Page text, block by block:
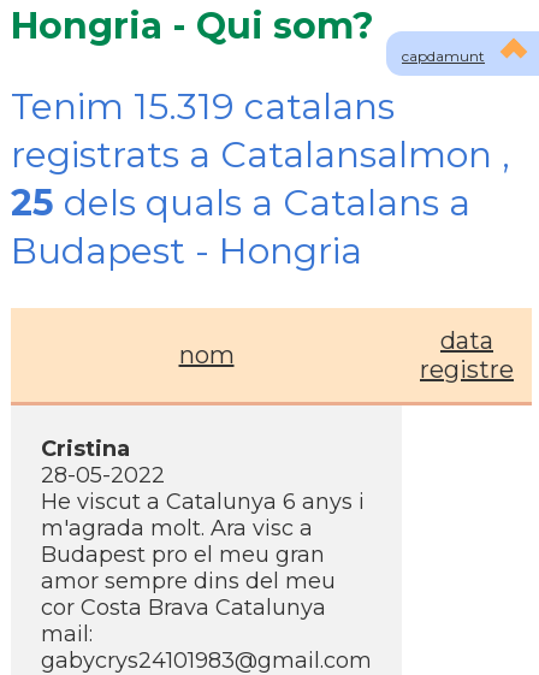
capdamunt
Hongria - Qui som?
Tenim 15.319 catalans
registrats a Catalansalmon ,
25 dels quals a Catalans a
Budapest - Hongria
nom
data
registre
Cristina
28-05-2022
He viscut a Catalunya 6 anys i
m'agrada molt. Ara visc a
Budapest pro el meu gran
amor sempre dins del meu
cor Costa Brava Catalunya
mail:
gabycrys24101983@gmail.com